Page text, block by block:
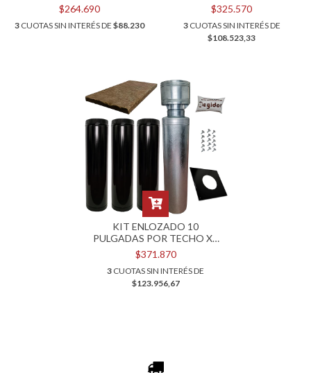
$264.690
3 CUOTAS SIN INTERÉS DE $88.230
$325.570
3CUOTAS SIN INTERÉS DE
$108.523,33
KIT ENLOZADO 10
PULGADAS POR TECHO X3
METROS
$371.870
3 CUOTAS SIN INTERÉS DE
$123.956,67